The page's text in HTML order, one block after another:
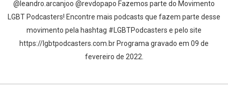
@leandro.arcanjoo @revdopapo Fazemos parte do Movimento
LGBT Podcasters! Encontre mais podcasts que fazem parte desse
movimento pela hashtag #LGBTPodcasters e pelo site
https://lgbtpodcasters.com.br Programa gravado em 09 de
fevereiro de 2022.